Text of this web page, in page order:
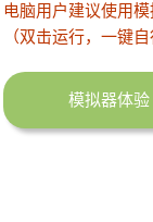
电脑用户建议使用模
（双击运行，一键
模拟器体验